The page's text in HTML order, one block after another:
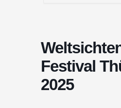
Festival
2025